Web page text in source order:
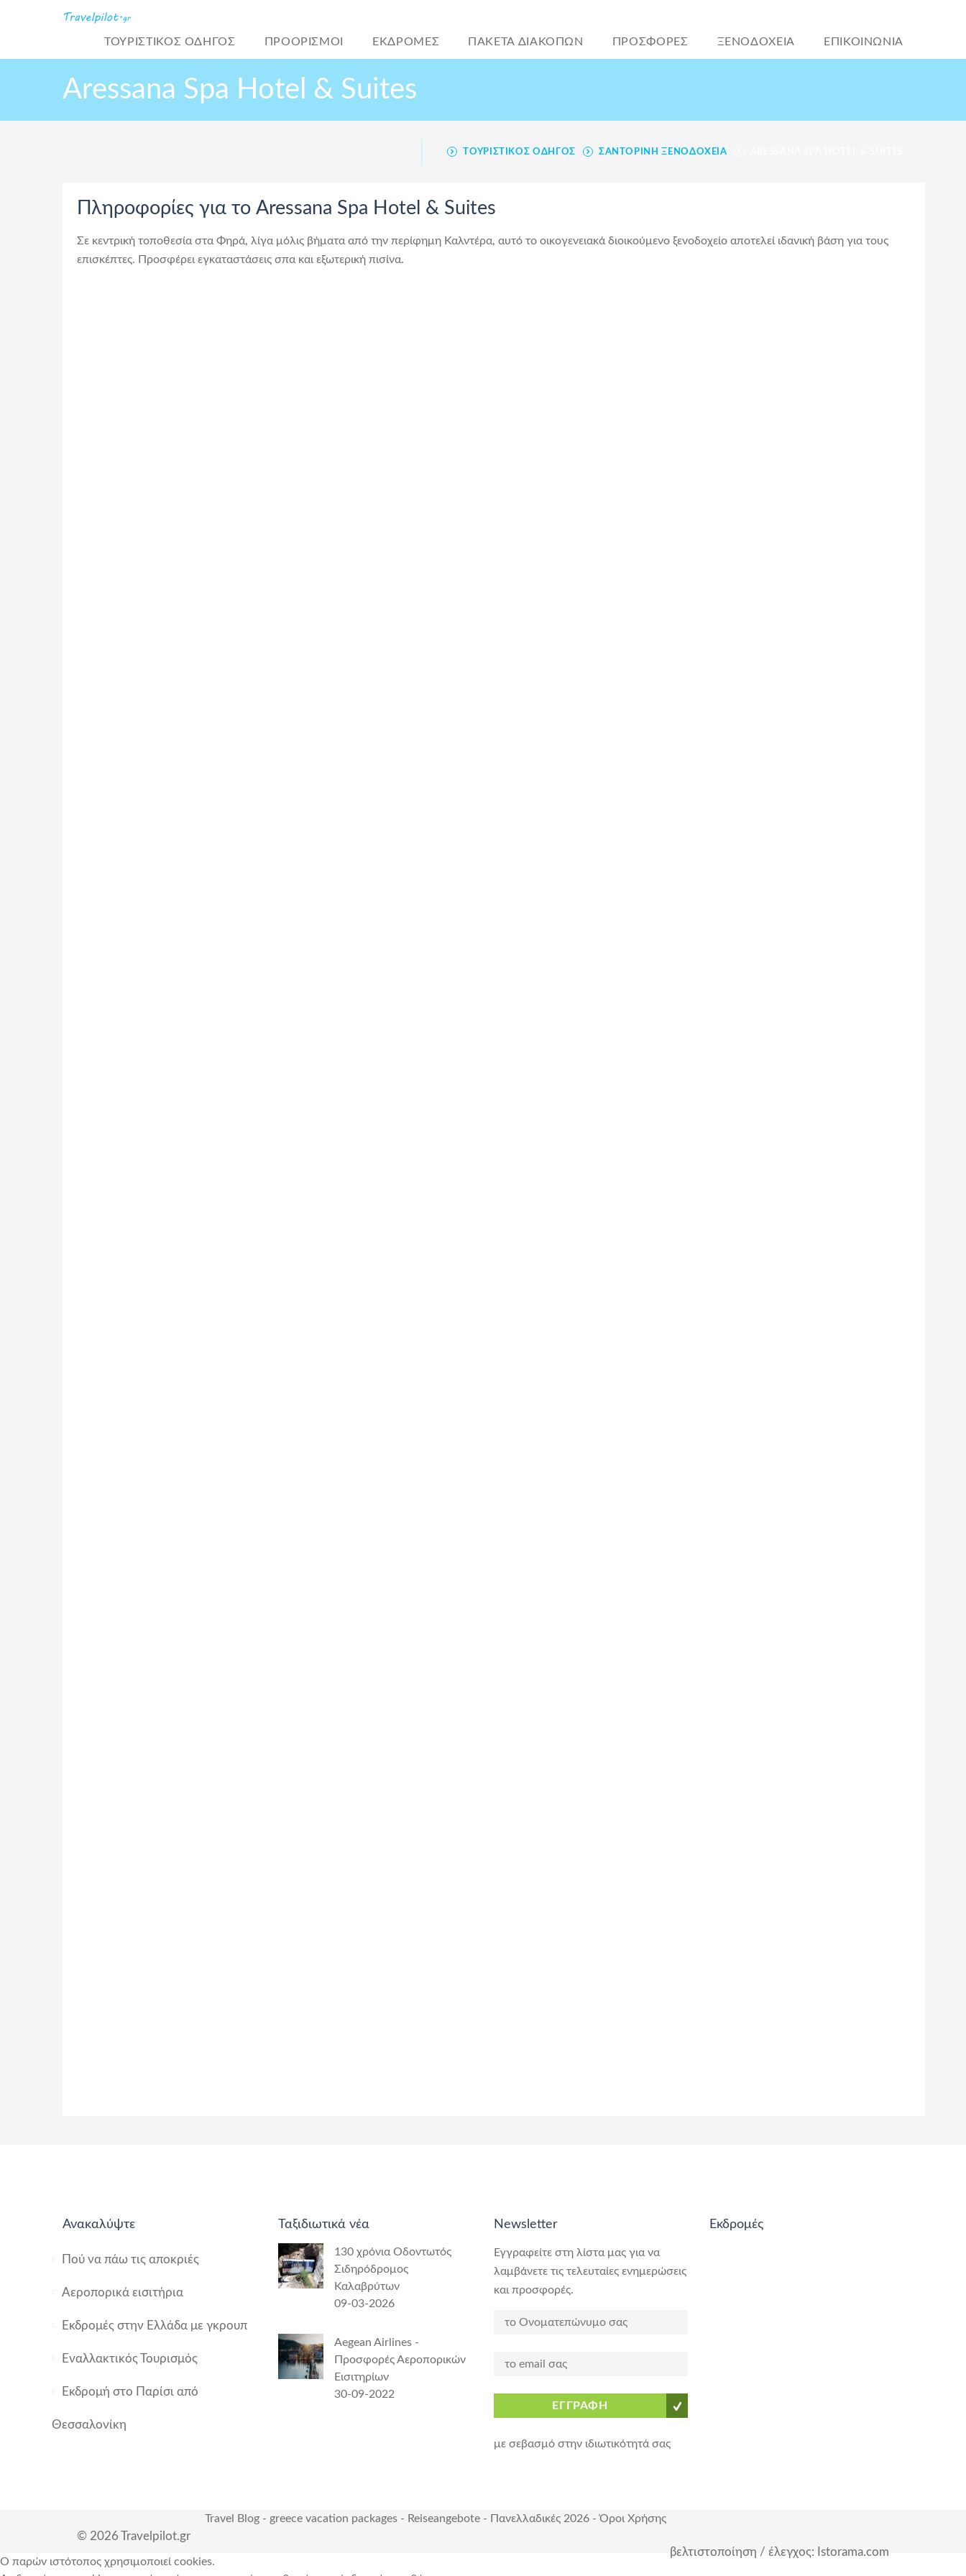
ΤΟΥΡΙΣΤΙΚΌΣ ΟΔΗΓΟΣ ΠΡΟΟΡΙΣΜΟΙ ΕΚΔΡΟΜΕΣ ΠΑΚΕΤΑ ΔΙΑΚΟΠΩΝ ΠΡΟΣΦΟΡΕΣ ΞΕΝΟΔΟΧΕΙΑ ΕΠΙΚΟΙΝΩΝΙΑ
Aressana Spa Hotel & Suites
ΤΟΥΡΙΣΤΙΚΌΣ ΟΔΗΓΌΣ ΣΑΝΤΟΡΊΝΗ ΞΕΝΟΔΟΧΕΊΑ
Πληροφορίες για το Aressana Spa Hotel & Suites
Σε κεντρική τοποθεσία στα Φηρά, λίγα μόλις βήματα από την περίφημη Καλντέρα, αυτό το οικογενειακά διοικούμενο ξενοδοχείο αποτελεί ιδανική βάση για τους
επισκέπτες. Προσφέρει εγκαταστάσεις σπα και εξωτερική πισίνα.
Ανακαλύψτε
Πού να πάω τις αποκριές
Αεροπορικά εισιτήρια
Εκδρομές στην Ελλάδα με γκρουπ
Εναλλακτικός Τουρισμός
Εκδρομή στο Παρίσι από
Θεσσαλονίκη
Ταξιδιωτικά νέα
130 χρόνια Οδοντωτός
Σιδηρόδρομος
Καλαβρύτων
09-03-2026
Aegean Airlines -
Προσφορές Αεροπορικών
Εισιτηρίων
30-09-2022
Newsletter
Εγγραφείτε στη λίστα μας για να
λαμβάνετε τις τελευταίες ενημερώσεις
και προσφορές.
ΕΓΓΡΑΦΗ
με σεβασμό στην ιδιωτικότητά σας
Εκδρομές
© 2026 Travelpilot.gr
Travel Blog - greece vacation packages - Reiseangebote - Πανελλαδικές 2026 -Όροι Χρήσης
βελτιστοποίηση / έλεγχος: Istorama.com
Ο παρών ιστότοπος χρησιμοποιεί cookies.